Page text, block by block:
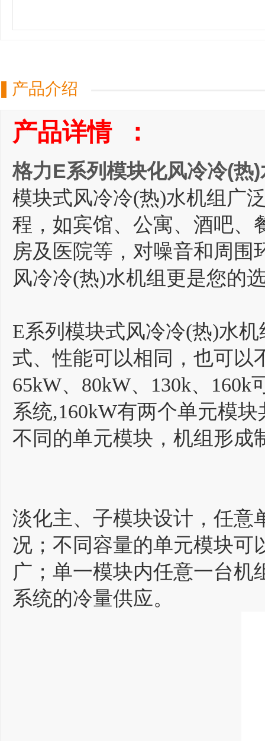
产品介绍
产品详情 ：
格力E系列模块化风冷冷(热
模块式风冷冷(热)水机组广
程，如宾馆、公寓、酒吧、
房及医院等，对噪音和周
风冷冷(热)水机组更是您的
E系列模块式风冷冷(热)水
式、性能可以相同，也可以
65kW、80kW、130k、
系统,160kW有两个单元模
不同的单元模块，机组形成
淡化主、子模块设计，任意
况；不同容量的单元模块可
广；单一模块内任意一台
系统的冷量供应。